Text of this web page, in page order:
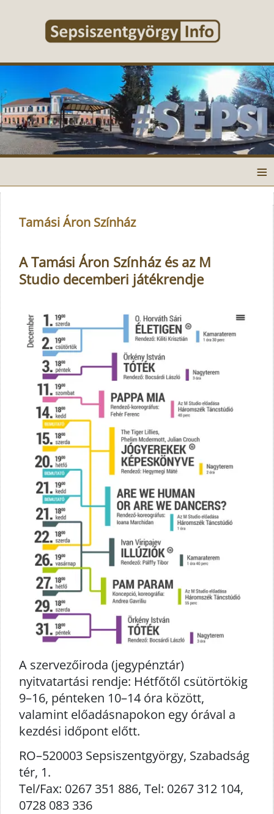
≡
Tamási Áron Színház
A Tamási Áron Színház és az M
Studio decemberi játékrendje
A szervezőiroda (jegypénztár)
nyitvatartási rendje: Hétfőtől csütörtökig
9–16, pénteken 10–14 óra között,
valamint előadásnapokon egy órával a
kezdési időpont előtt.
RO–520003 Sepsiszentgyörgy, Szabadság
tér, 1.
Tel/Fax: 0267 351 886, Tel: 0267 312 104,
0728 083 336